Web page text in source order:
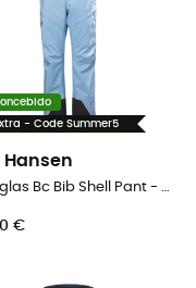
- Code Summer5
Hansen
W Verglas Bc Bib Shell Pant - Macacão ski mulher
€